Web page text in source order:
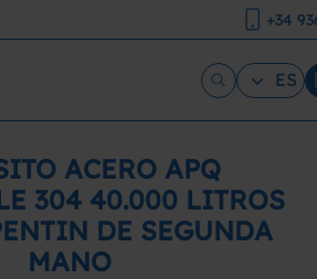
+34
ES
ACERO APQ
304 40.000 LITROS
DE SEGUNDA
MANO